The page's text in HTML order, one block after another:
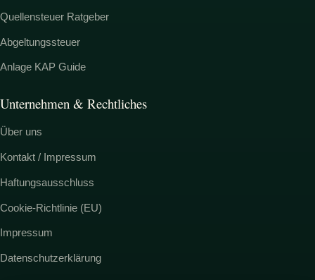
Quellensteuer Ratgeber
Abgeltungssteuer
Anlage KAP Guide
Unternehmen & Rechtliches
Über uns
Kontakt / Impressum
Haftungsausschluss
Cookie-Richtlinie (EU)
Impressum
Datenschutzerklärung